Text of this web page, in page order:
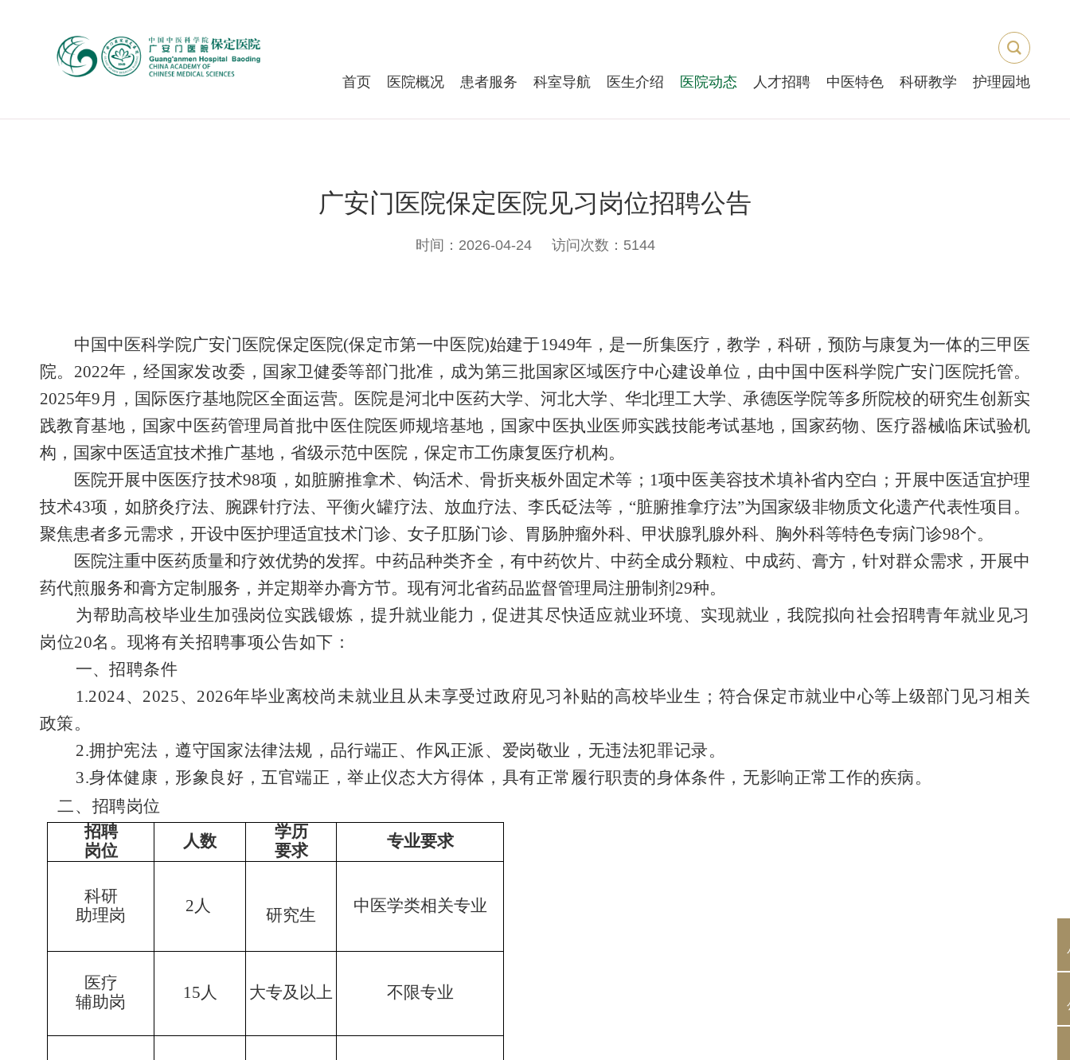
首页 医院概况 患者服务 科室导航 医生介绍 医院动态 人才招聘 中医特色 科研教学 护理园地
广安门医院保定医院见习岗位招聘公告
时间：2026-04-24 访问次数：5144
中国中医科学院广安门医院保定医院(保定市第一中医院)始建于1949年，是一所集医疗，教学，科研，预防与康复为一体的三甲医
院。 2022年，经国家发改委，国家卫健委等部门批准，成为第三批国家区域医疗中心建设单位，由中国中医科学院广安门医院托管。
2025年9 月，国际医疗基地院区全面运营。 医院是河北中医药大学、河北大学、华北理工大学、承德医学院等多所院校的研究生创新实
践教育基地，国家中医药管理局首批中医住院医师规培基地，国家中医执业医师实践技能考试基地，国家药物、医疗器械临床试验机
构，国家中医适宜技术推广基地，省级示范中医院，保定市工伤康复医疗机构。
医院开展中医医疗技术98项，如脏腑推拿术、钩活术、骨折夹板外固定术等； 1项中医美容技术填补省内空白 ；开展中医适宜护理
技术43项，如脐灸疗法、腕踝针疗法、平衡火罐疗法、放血疗法、李氏砭法等， “脏腑推拿疗法”为国家级非物质文化遗产代表性项目。
聚焦患者多元需求， 开设中医护理适宜技术门诊、女子肛肠门诊、胃肠肿瘤外科、甲状腺乳腺外科、胸外科等特色专病门诊98个。
医院注重中医药质量和疗效优势的发挥。中药品种类齐全，有中药饮片、中药全成分颗粒、中成药、膏方，针对群众需求，开展中
药代煎服务和膏方定制服务，并定期举办膏方节。现有河北省药品监督管理局注册制剂 29种。
为帮助高校毕业生加强岗位实践锻炼，提升就业能力，促进其尽快适应就业环境、实现就业，我院拟向社会招聘青年就业见习
岗位20名。现将有关招聘事项公告如下：
一、招聘条件
1.2024、2025、 2026年毕业离校尚未就业且从未享受过政府见习补贴的高校毕业生；符合保定市就业中心等上级部门见习相关
政策。
2.拥护宪法，遵守国家法律法规，品行端正、作风正派、爱岗敬业，无违法犯罪记录。
3.身体健康，形象良好，五官端正，举止仪态大方得体，具有正常履行职责的身体条件，无影响正常工作的疾病。
二、 招聘岗位
招聘
岗位
人数
学历
要求
专业要求
科研
助理岗
2人 研究生 中医学类相关专业
医疗
辅助岗
15人 大专及以上 不限专业